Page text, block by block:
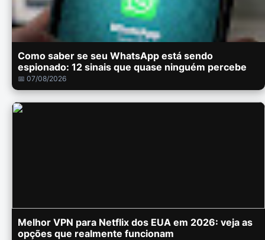
Como saber se seu WhatsApp está sendo
espionado: 12 sinais que quase ninguém percebe
📅 07/08/2026
Melhor VPN para Netflix dos EUA em 2026: veja as
opções que realmente funcionam